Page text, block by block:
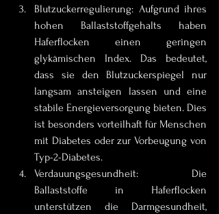
Blutzuckerregulierung: Aufgrund ihres
hohen Ballaststoffgehalts haben
Haferflocken einen geringen
glykämischen Index. Das bedeutet,
dass sie den Blutzuckerspiegel nur
langsam ansteigen lassen und eine
stabile Energieversorgung bieten. Dies
ist besonders vorteilhaft für Menschen
mit Diabetes oder zur Vorbeugung von
Typ-2-Diabetes.
Verdauungsgesundheit: Die
Ballaststoffe in Haferflocken
unterstützen die Darmgesundheit,